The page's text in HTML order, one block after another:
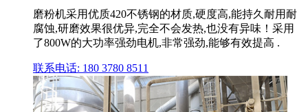
磨粉机采用优质420不锈钢的材质,硬度高,能持久耐用耐
腐蚀,研磨效果很优异,完全不会发热,也没有异味！采用
了800W的大功率强劲电机,非常强劲,能够有效提高 .
联系电话: 180 3780 8511